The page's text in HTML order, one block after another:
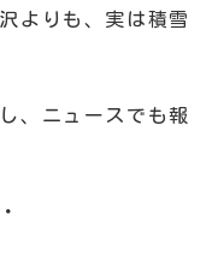
よりも、実は積雪
、ニュースでも報